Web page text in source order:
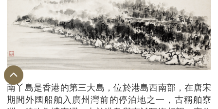
南丫島是香港的第三大島，位於港島西南部，在唐宋
期間外國船舶入廣州灣前的停泊地之一，古稱舶寮